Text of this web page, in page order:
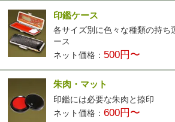
印鑑ケース
各サイズ別に色々な種類の持ち
ース
ネット価格： 500円〜
朱肉・マット
印鑑には必要な朱肉と捺印
ネット価格：600円〜